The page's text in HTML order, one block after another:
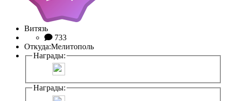
Витязь
733
Откуда:Мелитополь
Награды:
Награды: